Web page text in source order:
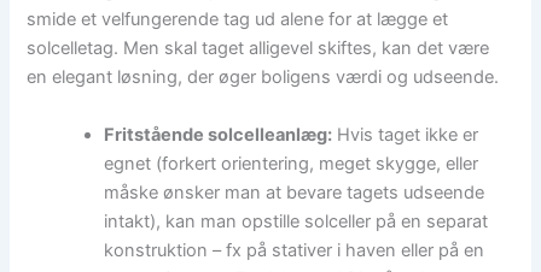
smide et velfungerende tag ud alene for at lægge et
solcelletag. Men skal taget alligevel skiftes, kan det være
en elegant løsning, der øger boligens værdi og udseende.
Fritstående solcelleanlæg: Hvis taget ikke er
egnet (forkert orientering, meget skygge, eller
måske ønsker man at bevare tagets udseende
intakt), kan man opstille solceller på en separat
konstruktion – fx på stativer i haven eller på en